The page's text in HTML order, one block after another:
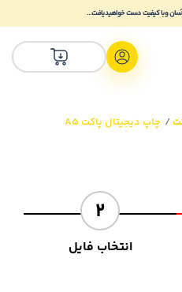
آسان و با کیفیت دست خواهید یافت...
چاپ دیجیتال پاکت A5
2
انتخاب فایل